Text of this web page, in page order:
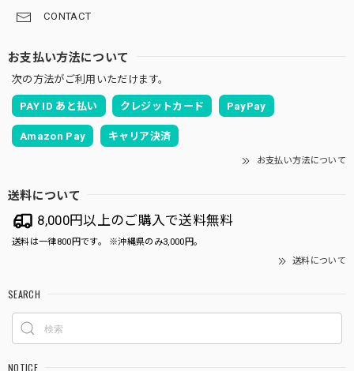
CONTACT
お支払い方法について
次の方法がご利用いただけます。
PAY ID あと払い クレジットカード PayPay
Amazon Pay キャリア決済
お支払い方法について
送料について
8,000円以上のご購入で送料無料
送料は一律800円です。 ※沖縄県のみ3,000円。
送料について
SEARCH
NOTICE